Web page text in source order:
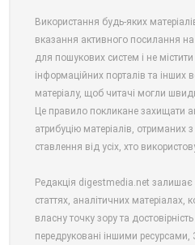
Використання будь-яких
вказання активного посилання
для пошукових систем і не
інформаційних порталів та інших
матеріалу, щоб читачі могли
Це правило покликане захищати
атрибуцію матеріалів, отриманих
ставлення від усіх, хто
Редакція digestmedia.net залишає
статтях, аналітичних матеріалах,
власну точку зору та
передруковані іншими